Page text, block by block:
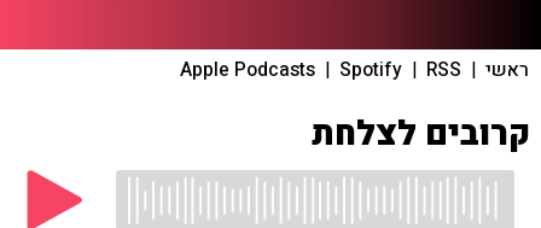
ראשי |
RSS
|
Spotify
|
Apple Podcasts
קרובים לצלחת